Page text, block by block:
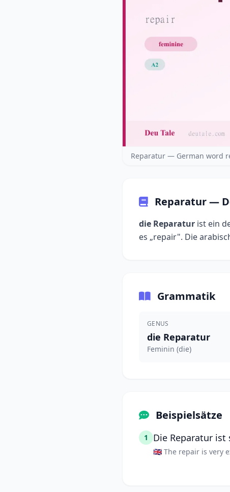
Reparatur — German word
Reparatur —
die Reparatur ist ein
Grammatik
GENUS
die Reparatur
Feminin (die)
Beispielsätze
1 Die Reparatur ist
🇬🇧 The repair is very